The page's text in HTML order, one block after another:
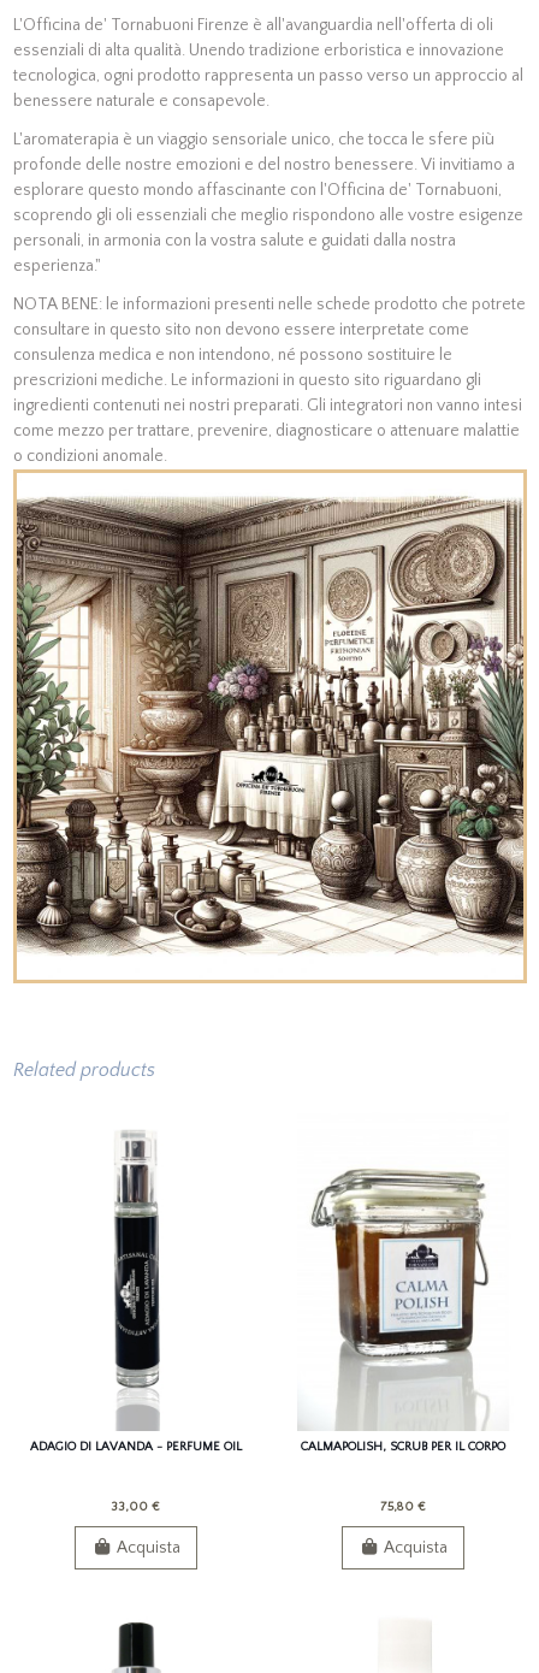
L'Officina de' Tornabuoni Firenze è all'avanguardia nell'offerta di oli
essenziali di alta qualità. Unendo tradizione erboristica e innovazione
tecnologica, ogni prodotto rappresenta un passo verso un approccio al
benessere naturale e consapevole.
L'aromaterapia è un viaggio sensoriale unico, che tocca le sfere più
profonde delle nostre emozioni e del nostro benessere. Vi invitiamo a
esplorare questo mondo affascinante con l'Officina de' Tornabuoni,
scoprendo gli oli essenziali che meglio rispondono alle vostre esigenze
personali, in armonia con la vostra salute e guidati dalla nostra
esperienza."
NOTA BENE: le informazioni presenti nelle schede prodotto che potrete
consultare in questo sito non devono essere interpretate come
consulenza medica e non intendono, né possono sostituire le
prescrizioni mediche. Le informazioni in questo sito riguardano gli
ingredienti contenuti nei nostri preparati. Gli integratori non vanno intesi
come mezzo per trattare, prevenire, diagnosticare o attenuare malattie
o condizioni anomale.
Related products
ADAGIO DI LAVANDA - PERFUME OIL
33,00 €
Acquista
CALMAPOLISH, SCRUB PER IL CORPO
75,80 €
Acquista